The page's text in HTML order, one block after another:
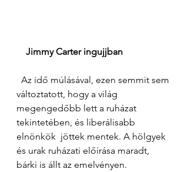
Jimmy Carter ingujjban
változtatott, hogy a világ
megengedőbb lett a ruházat
tekintetében, és liberálisabb
elnönkök  jöttek mentek. A hölgyek
és urak ruházati előírása maradt,
bárki is állt az emelvényen.